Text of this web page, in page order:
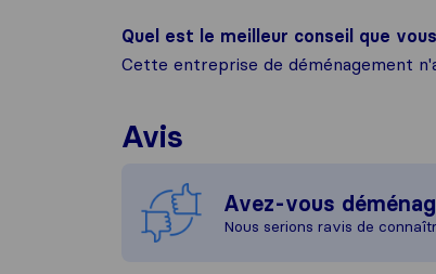
Quel est le meilleur conseil que
Cette entreprise de déménagement
Avis
Avez-vous
Nous serions ravis de